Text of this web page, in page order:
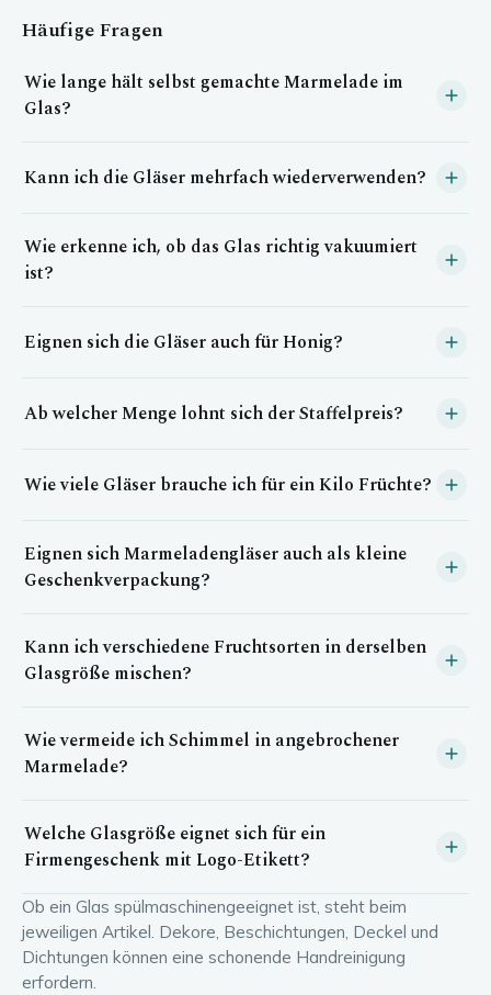
Häufige Fragen
Wie lange hält selbst gemachte Marmelade im
Glas?
Marmelade ungeöffnet meist ein Jahr oder länger, kühl und
Kann ich die Gläser mehrfach wiederverwenden?
die Gläser problemlos für die nächste Marmeladensaison
wiederverwenden.
Wie erkenne ich, ob das Glas richtig vakuumiert
ist?
ein intaktes Vakuum an. Wippt er beim Drücken, ist das Glas
Eignen sich die Gläser auch für Honig?
eignet sich hervorragend auch für Honig aus eigener Imkerei.
Ab welcher Menge lohnt sich der Staffelpreis?
Bestellmenge, die genaue Staffelung siehst du direkt im
Wie viele Gläser brauche ich für ein Kilo Früchte?
Gelierzucker meist rund fünf bis sechs mittlere
Marmeladengläser, je nach Rezept kann das leicht variieren.
Eignen sich Marmeladengläser auch als kleine
Geschenkverpackung?
Marmeladengläser ein beliebtes, persönliches Mitbringsel zu
vielen Anlässen.
Kann ich verschiedene Fruchtsorten in derselben
Glasgröße mischen?
wirkt im Regal besonders aufgeräumt und lässt sich leicht
mit unterschiedlichen Etiketten unterscheiden.
Wie vermeide ich Schimmel in angebrochener
Marmelade?
mit einem sauberen Löffel entnehmen, das verringert das
Risiko von Schimmelbildung deutlich.
Welche Glasgröße eignet sich für ein
Firmengeschenk mit Logo-Etikett?
Kleinere bis mittlere Marmeladengläser eignen sich gut für
Firmengeschenke, da sich das Etikett darauf gut platzieren
lässt und die Größe preislich attraktiv bleibt.
Ob ein Glas spülmaschinengeeignet ist, steht beim
jeweiligen Artikel. Dekore, Beschichtungen, Deckel und
Dichtungen können eine schonende Handreinigung
erfordern.